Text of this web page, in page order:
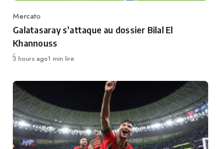
Category
Mercato
Galatasaray s’attaque au dossier Bilal El
Khannouss
Publié
3 hours ago1 min lire